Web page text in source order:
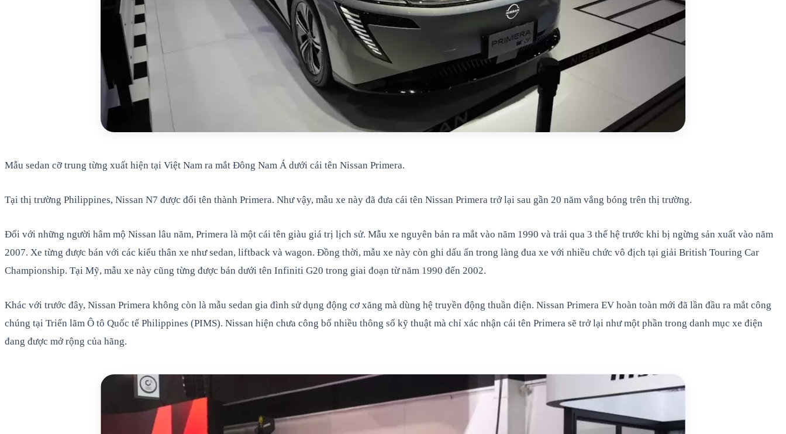
Mẫu sedan cỡ trung từng xuất hiện tại Việt Nam ra mắt Đông Nam Á dưới cái tên Nissan Primera.
Tại thị trường Philippines, Nissan N7 được đổi tên thành Primera. Như vậy, mẫu xe này đã đưa cái tên Nissan Primera trở lại sau gần 20 năm vắng bóng trên thị trường.
Đối với những người hâm mộ Nissan lâu năm, Primera là một cái tên giàu giá trị lịch sử. Mẫu xe nguyên bản ra mắt vào năm 1990 và trải qua 3 thế hệ trước khi bị ngừng sản xuất vào năm
2007. Xe từng được bán với các kiểu thân xe như sedan, liftback và wagon. Đồng thời, mẫu xe này còn ghi dấu ấn trong làng đua xe với nhiều chức vô địch tại giải British Touring Car
Championship. Tại Mỹ, mẫu xe này cũng từng được bán dưới tên Infiniti G20 trong giai đoạn từ năm 1990 đến 2002.
Khác với trước đây, Nissan Primera không còn là mẫu sedan gia đình sử dụng động cơ xăng mà dùng hệ truyền động thuần điện. Nissan Primera EV hoàn toàn mới đã lần đầu ra mắt công
chúng tại Triển lãm Ô tô Quốc tế Philippines (PIMS). Nissan hiện chưa công bố nhiều thông số kỹ thuật mà chỉ xác nhận cái tên Primera sẽ trở lại như một phần trong danh mục xe điện
đang được mở rộng của hãng.